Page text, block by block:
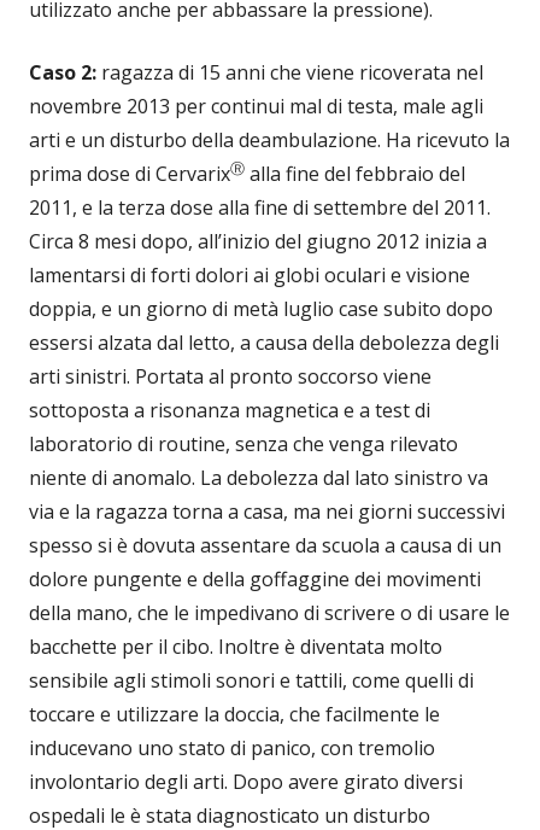
utilizzato anche per abbassare la pressione).
Caso 2: ragazza di 15 anni che viene ricoverata nel
novembre 2013 per continui mal di testa, male agli
arti e un disturbo della deambulazione. Ha ricevuto la
prima dose di CervarixⓇ alla fine del febbraio del
2011, e la terza dose alla fine di settembre del 2011.
Circa 8 mesi dopo, all’inizio del giugno 2012 inizia a
lamentarsi di forti dolori ai globi oculari e visione
doppia, e un giorno di metà luglio case subito dopo
essersi alzata dal letto, a causa della debolezza degli
arti sinistri. Portata al pronto soccorso viene
sottoposta a risonanza magnetica e a test di
laboratorio di routine, senza che venga rilevato
niente di anomalo. La debolezza dal lato sinistro va
via e la ragazza torna a casa, ma nei giorni successivi
spesso si è dovuta assentare da scuola a causa di un
dolore pungente e della goffaggine dei movimenti
della mano, che le impedivano di scrivere o di usare le
bacchette per il cibo. Inoltre è diventata molto
sensibile agli stimoli sonori e tattili, come quelli di
toccare e utilizzare la doccia, che facilmente le
inducevano uno stato di panico, con tremolio
involontario degli arti. Dopo avere girato diversi
ospedali le è stata diagnosticato un disturbo